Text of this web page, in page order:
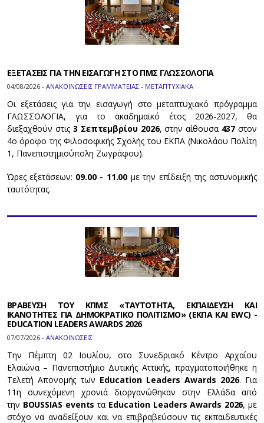
ΕΞΕΤΑΣΕΙΣ ΓΙΑ ΤΗΝ ΕΙΣΑΓΩΓΗ ΣΤΟ ΠΜΣ ΓΛΩΣΣΟΛΟΓΙΑ
04/08/2026 - ΑΝΑΚΟΙΝΩΣΕΙΣ ΓΡΑΜΜΑΤΕΙΑΣ - ΜΕΤΑΠΤΥΧΙΑΚΑ
Οι εξετάσεις για την εισαγωγή στο μεταπτυχιακό πρόγραμμα
ΓΛΩΣΣΟΛΟΓΙΑ, για το ακαδημαϊκό έτος 2026-2027, θα
διεξαχθούν στις 3 Σεπτεμβρίου 2026, στην αίθουσα 437 στον
4ο όροφο της Φιλοσοφικής Σχολής του ΕΚΠΑ (Νικολάου Πολίτη
1, Πανεπιστημιούπολη Ζωγράφου).
Ώρες εξετάσεων: 09.00 - 11.00 με την επίδειξη της αστυνομικής
ταυτότητας.
ΒΡΑΒΕΥΣΗ ΤΟΥ ΚΠΜΣ «ΤΑΥΤΟΤΗΤΑ, ΕΚΠΑΙΔΕΥΣΗ ΚΑΙ
ΙΚΑΝΟΤΗΤΕΣ ΓΙΑ ΔΗΜΟΚΡΑΤΙΚΟ ΠΟΛΙΤΙΣΜΟ» (ΕΚΠΑ ΚΑΙ EWC) -
EDUCATION LEADERS AWARDS 2026
07/07/2026 - ΑΝΑΚΟΙΝΩΣΕΙΣ
Την Πέμπτη 02 Ιουλίου, στο Συνεδριακό Κέντρο Αρχαίου
Ελαιώνα – Πανεπιστήμιο Δυτικής Αττικής, πραγματοποιήθηκε η
Τελετή Απονομής των Education Leaders Awards 2026. Για
11η συνεχόμενη χρονιά διοργανώθηκαν στην Ελλάδα από
την BOUSSIAS eventsτα Education Leaders Awards 2026, με
στόχο να αναδείξουν και να επιβραβεύσουν τις εκπαιδευτικές